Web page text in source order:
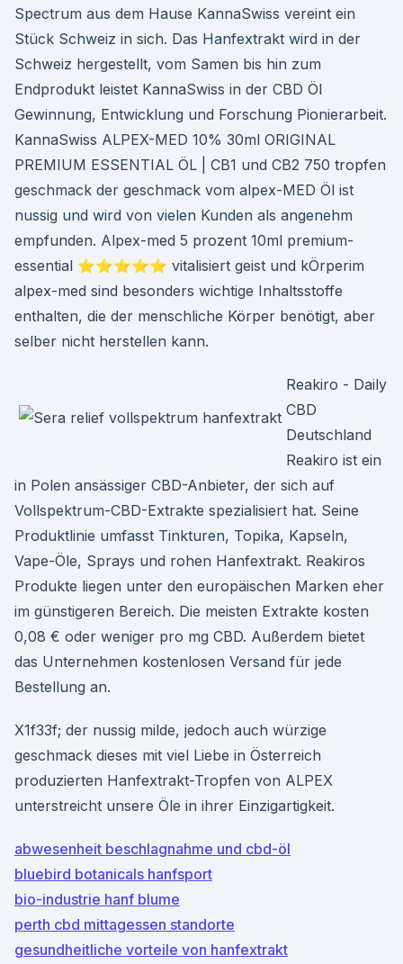
Spectrum aus dem Hause KannaSwiss vereint ein
Stück Schweiz in sich. Das Hanfextrakt wird in der
Schweiz hergestellt, vom Samen bis hin zum
Endprodukt leistet KannaSwiss in der CBD Öl
Gewinnung, Entwicklung und Forschung Pionierarbeit.
KannaSwiss ALPEX-MED 10% 30ml ORIGINAL
PREMIUM ESSENTIAL ÖL | CB1 und CB2 750 tropfen
geschmack der geschmack vom alpex-MED Öl ist
nussig und wird von vielen Kunden als angenehm
empfunden. Alpex-med 5 prozent 10ml premium-
essential ⭐️⭐️⭐️⭐️⭐️ vitalisiert geist und kÖrperim
alpex-med sind besonders wichtige Inhaltsstoffe
enthalten, die der menschliche Körper benötigt, aber
selber nicht herstellen kann.
Reakiro - Daily
CBD
Deutschland
Reakiro ist ein
in Polen ansässiger CBD-Anbieter, der sich auf
Vollspektrum-CBD-Extrakte spezialisiert hat. Seine
Produktlinie umfasst Tinkturen, Topika, Kapseln,
Vape-Öle, Sprays und rohen Hanfextrakt. Reakiros
Produkte liegen unter den europäischen Marken eher
im günstigeren Bereich. Die meisten Extrakte kosten
0,08 € oder weniger pro mg CBD. Außerdem bietet
das Unternehmen kostenlosen Versand für jede
Bestellung an.
X1f33f; der nussig milde, jedoch auch würzige
geschmack dieses mit viel Liebe in Österreich
produzierten Hanfextrakt-Tropfen von ALPEX
unterstreicht unsere Öle in ihrer Einzigartigkeit.
abwesenheit beschlagnahme und cbd-öl
bluebird botanicals hanfsport
bio-industrie hanf blume
perth cbd mittagessen standorte
gesundheitliche vorteile von hanfextrakt